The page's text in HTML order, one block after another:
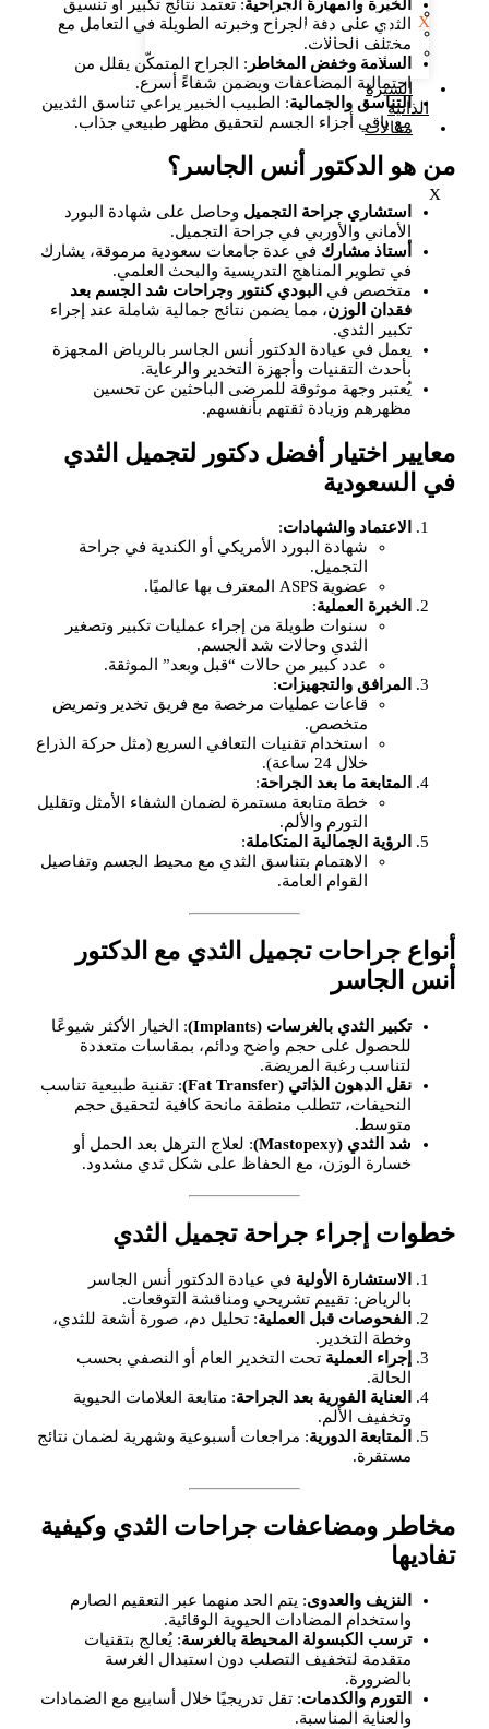
X
شفط الدهون والحقن​
الليبوديما أو الوذمة الشحمية
التعرق
السيرة
الذاتية
مقالات
X
الخبرة والمهارة الجراحية: تعتمد نتائج تكبير أو تنسيق
الثدي على دقة الجراح وخبرته الطويلة في التعامل مع
مختلف الحالات.
السلامة وخفض المخاطر : الجراح المتمكّن يقلل من
احتمالية المضاعفات ويضمن شفاءً أسرع.
التناسق والجمالية: الطبيب الخبير يراعي تناسق الثديين
مع باقي أجزاء الجسم لتحقيق مظهر طبيعي جذاب.
من هو الدكتور أنس الجاسر؟
استشاري جراحة التجميل وحاصل على شهادة البورد
الأماني والأوربي في جراحة التجميل.
أستاذ مشارك في عدة جامعات سعودية مرموقة، يشارك
في تطوير المناهج التدريسية والبحث العلمي.
متخصص في
البودي كنتور وجراحات شد الجسم بعد
فقدان الوزن، مما يضمن نتائج جمالية شاملة عند إجراء
تكبير الثدي.
يعمل في عيادة الدكتور أنس الجاسر بالرياض المجهزة
بأحدث التقنيات وأجهزة التخدير والرعاية.
يُعتبر وجهة موثوقة للمرضى الباحثين عن تحسين
مظهرهم وزيادة ثقتهم بأنفسهم.
معايير اختيار أفضل دكتور لتجميل الثدي
في السعودية
الاعتماد والشهادات:
شهادة البورد الأمريكي أو الكندية في جراحة
التجميل.
عضوية ASPS المعترف بها عالميًا.
الخبرة العملية:
سنوات طويلة من إجراء عمليات تكبير وتصغير
الثدي وحالات شد الجسم.
عدد كبير من حالات “قبل وبعد” الموثقة.
المرافق والتجهيزات:
قاعات عمليات مرخصة مع فريق تخدير وتمريض
متخصص.
استخدام تقنيات التعافي السريع (مثل حركة الذراع
خلال 24 ساعة).
المتابعة ما بعد الجراحة:
خطة متابعة مستمرة لضمان الشفاء الأمثل وتقليل
التورم والألم.
الرؤية الجمالية المتكاملة:
الاهتمام بتناسق الثدي مع محيط الجسم وتفاصيل
القوام العامة.
أنواع جراحات تجميل الثدي مع الدكتور
أنس الجاسر
تكبير الثدي بالغرسات (Implants)
: الخيار الأكثر شيوعًا
للحصول على حجم واضح ودائم، بمقاسات متعددة
لتناسب رغبة المريضة.
نقل الدهون الذاتي (Fat Transfer)
: تقنية طبيعية تناسب
النحيفات، تتطلب منطقة مانحة كافية لتحقيق حجم
متوسط.
شد الثدي (Mastopexy)
: لعلاج الترهل بعد الحمل أو
خسارة الوزن، مع الحفاظ على شكل ثدي مشدود.
خطوات إجراء جراحة تجميل الثدي
الاستشارة الأولية في عيادة الدكتور أنس الجاسر
بالرياض: تقييم تشريحي ومناقشة التوقعات.
الفحوصات قبل العملية: تحليل دم، صورة أشعة للثدي،
وخطة التخدير.
إجراء العملية تحت التخدير العام أو النصفي بحسب
الحالة.
العناية الفورية بعد الجراحة: متابعة العلامات الحيوية
وتخفيف الألم.
المتابعة الدورية: مراجعات أسبوعية وشهرية لضمان نتائج
مستقرة.
مخاطر ومضاعفات جراحات الثدي وكيفية
تفاديها
النزيف والعدوى: يتم الحد منهما عبر التعقيم الصارم
واستخدام المضادات الحيوية الوقائية.
ترسب الكبسولة المحيطة بالغرسة: يُعالج بتقنيات
متقدمة لتخفيف التصلب دون استبدال الغرسة
بالضرورة.
التورم والكدمات: تقل تدريجيًا خلال أسابيع مع الضمادات
والعناية المناسبة.